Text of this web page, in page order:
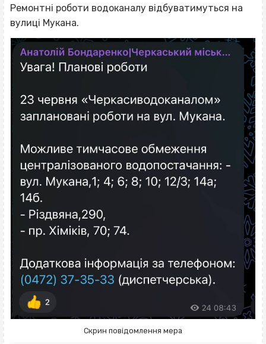
Ремонтні роботи водоканалу відбуватимуться на
вулиці Мукана.
Скрин повідомлення мера